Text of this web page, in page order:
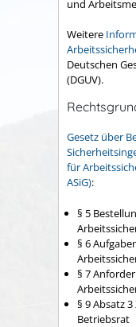
und
Weitere
Deutschen
(DGUV).
Gesetz über
für
ASiG):
§ 5
§ 6
§ 7
§ 9 Absatz
Betriebsrat